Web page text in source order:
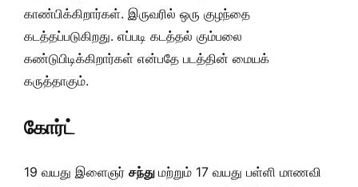
காண்பிக்கிறார்கள். இருவரில் ஒரு குழந்தை
கடத்தப்படுகிறது. எப்படி கடத்தல் கும்பலை
கண்டுபிடிக்கிறார்கள் என்பதே படத்தின் மையக்
கருத்தாகும்.
கோர்ட்
19 வயது இளைஞர் சந்து மற்றும் 17 வயது பள்ளி மாணவி